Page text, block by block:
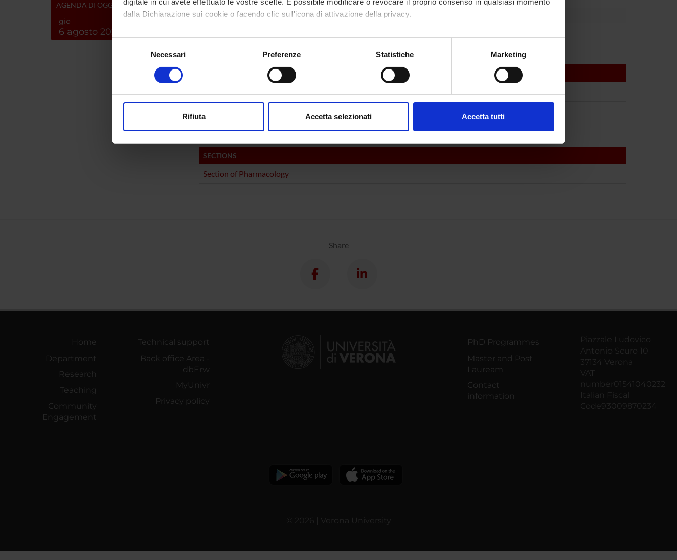
digitale in cui avete effettuato le vostre scelte. È possibile modificare o revocare il proprio consenso in qualsiasi momento
dalla Dichiarazione sui cookie o facendo clic sull'icona di attivazione della privacy.
Con il tuo consenso, vorremmo anche:
raccogliere informazioni sulla tua posizione geografica, con un'approssimazione di qualche metro,
digitali).
modificare o ritirare il tuo consenso in qualsiasi momento dalla Dichiarazione sui cookie.
che hanno raccolto dal tuo utilizzo dei loro servizi.
Necessari Preferenze Statistiche Marketing
Rifiuta Accetta selezionati Accetta tutti
AGENDA DI OGGI
gio
6 agosto 2026
PROJECT PARTICIPANTS
Anita Conforti
RESEARCH AREAS INVOLVED IN THE PROJECT
SECTIONS
Section of Pharmacology
Share
Home
Department
Research
Teaching
Community
Engagement
Technical support
Back office Area -
dbErw
MyUnivr
Privacy policy
PhD Programmes
Master and Post
Lauream
Contact
information
Piazzale Ludovico
Antonio Scuro 10
37134 Verona
VAT
number01541040232
Italian Fiscal
Code93009870234
© 2026 | Verona University